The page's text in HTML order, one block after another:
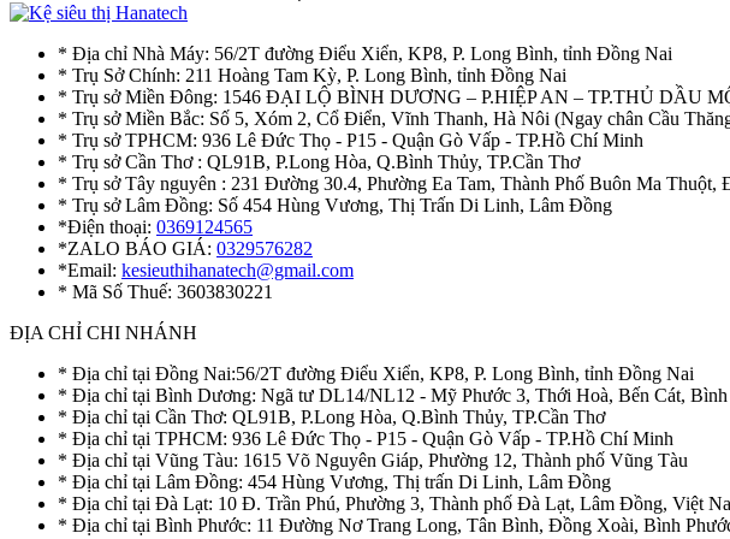
* Địa chỉ Nhà Máy: 56/2T đường Điểu Xiển, KP8, P. Long Bình, tỉnh Đồng Nai
* Trụ Sở Chính: 211 Hoàng Tam Kỳ, P. Long Bình, tỉnh Đồng Nai
* Trụ sở Miền Đông: 1546 ĐẠI LỘ BÌNH DƯƠNG – P.HIỆP AN – TP.THỦ DẦU
* Trụ sở Miền Bắc: Số 5, Xóm 2, Cổ Điển, Vĩnh Thanh, Hà Nôi (Ngay chân Cầu
* Trụ sở TPHCM: 936 Lê Đức Thọ - P15 - Quận Gò Vấp - TP.Hồ Chí Minh
* Trụ sở Cần Thơ : QL91B, P.Long Hòa, Q.Bình Thủy, TP.Cần Thơ
* Trụ sở Tây nguyên : 231 Đường 30.4, Phường Ea Tam, Thành Phố Buôn Ma Thuột,
* Trụ sở Lâm Đồng: Số 454 Hùng Vương, Thị Trấn Di Linh, Lâm Đồng
*Điện thoại: 0369124565
*ZALO BÁO GIÁ: 0329576282
*Email: kesieuthihanatech@gmail.com
* Mã Số Thuế: 3603830221
ĐỊA CHỈ CHI NHÁNH
* Địa chỉ tại Đồng Nai:56/2T đường Điểu Xiển, KP8, P. Long Bình, tỉnh Đồng Nai
* Địa chỉ tại Bình Dương: Ngã tư DL14/NL12 - Mỹ Phước 3, Thới Hoà, Bến Cát,
* Địa chỉ tại Cần Thơ: QL91B, P.Long Hòa, Q.Bình Thủy, TP.Cần Thơ
* Địa chỉ tại TPHCM: 936 Lê Đức Thọ - P15 - Quận Gò Vấp - TP.Hồ Chí Minh
* Địa chỉ tại Vũng Tàu: 1615 Võ Nguyên Giáp, Phường 12, Thành phố Vũng Tàu
* Địa chỉ tại Lâm Đồng: 454 Hùng Vương, Thị trấn Di Linh, Lâm Đồng
* Địa chỉ tại Đà Lạt: 10 Đ. Trần Phú, Phường 3, Thành phố Đà Lạt, Lâm Đồng, Việt
* Địa chỉ tại Bình Phước: 11 Đường Nơ Trang Long, Tân Bình, Đồng Xoài, Bình